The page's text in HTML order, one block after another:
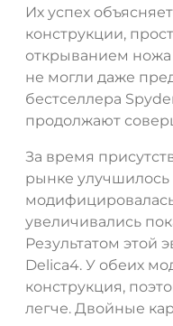
Их успех
конструкции,
открыванием ножа
не могли даже
бестселлера
продолжают
За время
рынке улучшилось
увеличивались
Результатом этой
Delica4. У обеих
конструкция,
легче. Двойные